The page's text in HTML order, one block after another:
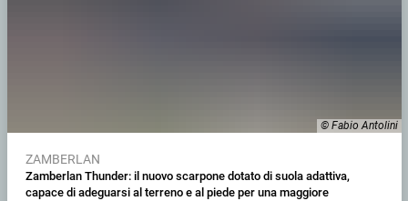
© Fabio Antolini
ZAMBERLAN
Zamberlan Thunder: il nuovo scarpone dotato di suola adattiva,
capace di adeguarsi al terreno e al piede per una maggiore